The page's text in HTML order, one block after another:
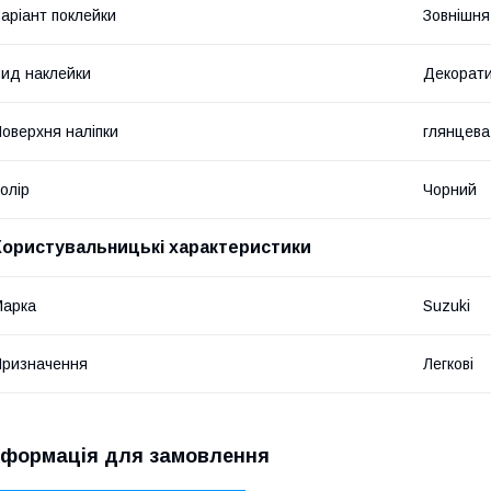
поклейки Зовнішня
наклейки
наліпки глянцева
Чорний
характеристики
Suzuki
Легкові
для замовлення